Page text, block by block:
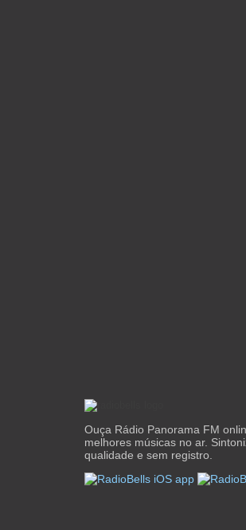
Ouça Rádio Panorama FM
melhores músicas no ar.
qualidade e sem registro.